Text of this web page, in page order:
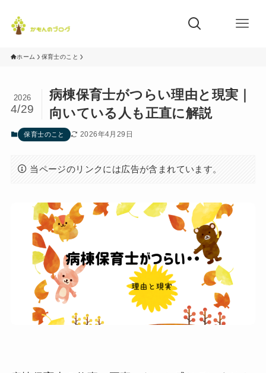
ホーム 保育士のこと
病棟保育士がつらい理由と現実｜
向いている人も正直に解説
2026
4/29
保育士のこと 2026年4月29日
当ページのリンクには広告が含まれています。